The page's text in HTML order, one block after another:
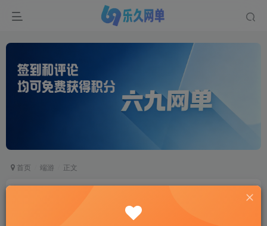
首页 端游 正文
+GM工具 无限元宝畅玩